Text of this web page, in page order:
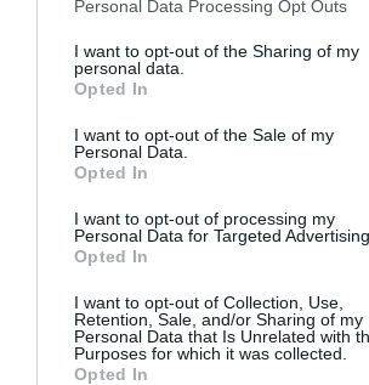
Personal Data Processing Opt Outs
I want to opt-out of the Sharing of my
personal data.
Opted In
I want to opt-out of the Sale of my
Personal Data.
Opted In
I want to opt-out of processing my
Personal Data for Targeted Advertising.
Opted In
I want to opt-out of Collection, Use,
Retention, Sale, and/or Sharing of my
Personal Data that Is Unrelated with
Purposes for which it was collected.
Opted In
LAISSER UN COMMENTAIRE
Soutenez Air Journal
développement !
NOUS SOUTENIR